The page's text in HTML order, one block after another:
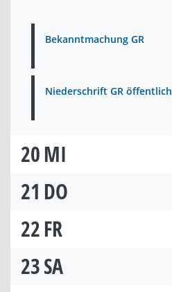
Bekanntmachung GR
Niederschrift GR öffentlich
20MI
21 DO
22FR
23SA